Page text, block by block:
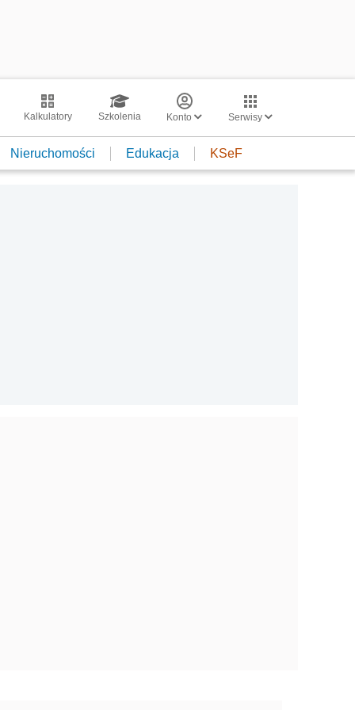
Kalkulatory Szkolenia Konto Serwisy
Nieruchomości Edukacja KSeF